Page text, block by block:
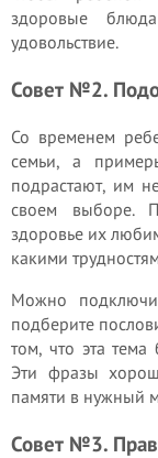
здоровые
удовольствие.
Совет №2.
Со временем
семьи, а
подрастают, им
своем выборе.
здоровье их
какими
Можно
подберите
том, что эта тема
Эти фразы
памяти в нужный
Совет №3.